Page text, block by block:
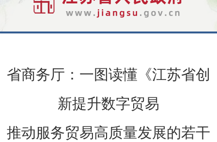
省商务厅：一图读懂《江苏省创
新提升数字贸易
推动服务贸易高质量发展的若干